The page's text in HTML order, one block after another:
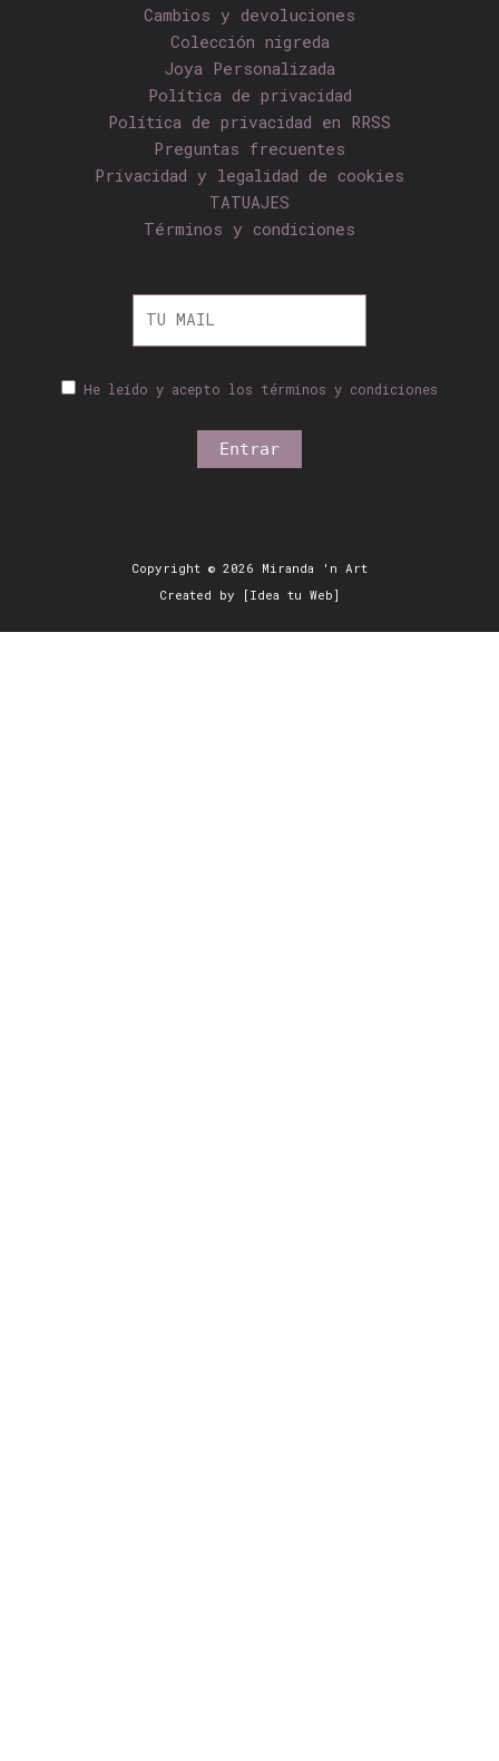
Cambios y devoluciones
Colección nigreda
Joya Personalizada
Política de privacidad
Política de privacidad en RRSS
Preguntas frecuentes
Privacidad y legalidad de cookies
TATUAJES
Términos y condiciones
He leído y acepto los términos y condiciones
Copyright © 2026 Miranda 'n Art
Created by [Idea tu Web]